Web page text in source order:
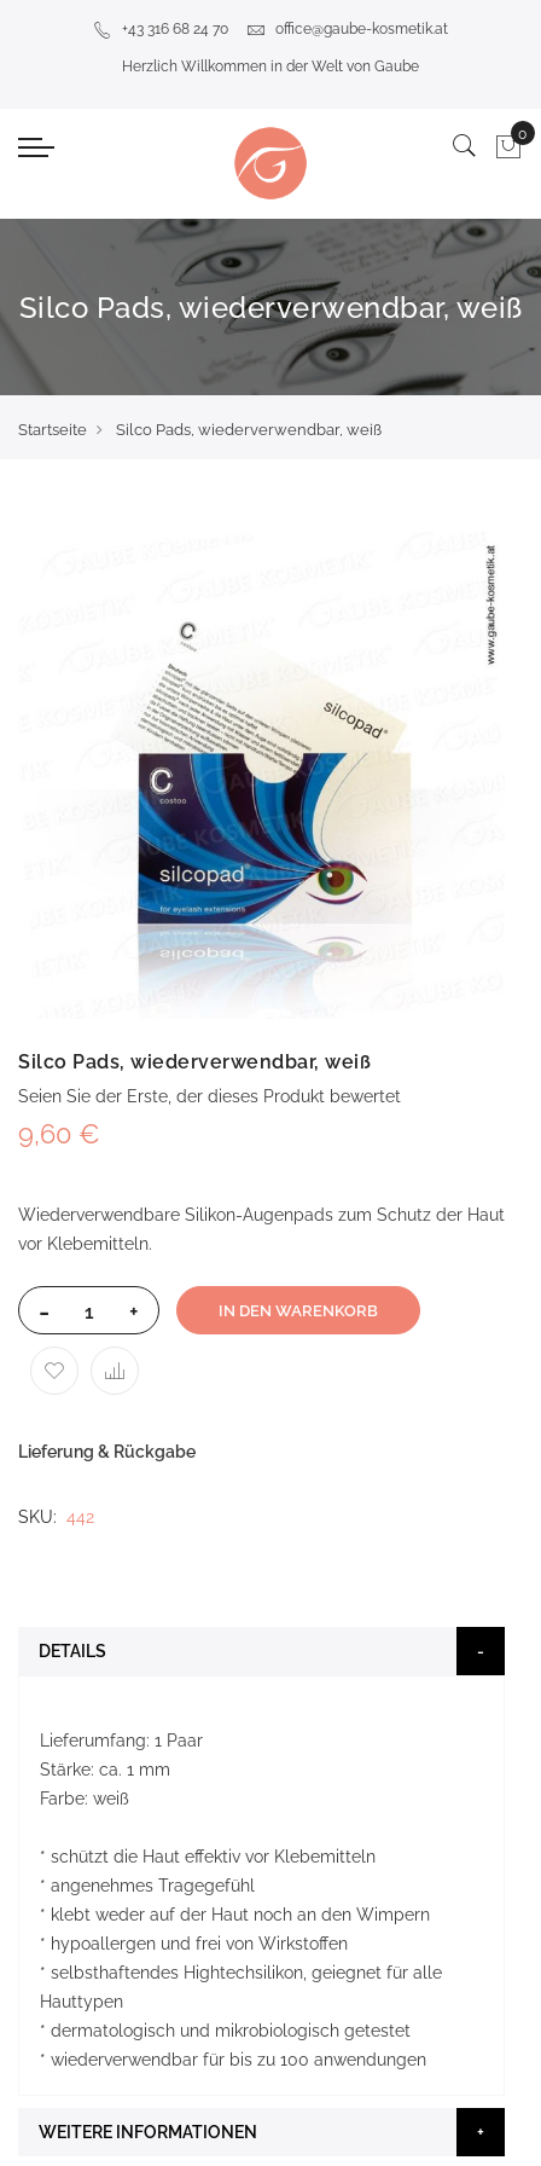
+43 316 68 24 70 office@gaube-kosmetik.at
Herzlich Willkommen in der Welt von Gaube
Silco Pads, wiederverwendbar, weiß
Startseite Silco Pads, wiederverwendbar, weiß
Silco Pads, wiederverwendbar, weiß
Seien Sie der Erste, der dieses Produkt bewertet
9,60 €
Wiederverwendbare Silikon-Augenpads zum Schutz der Haut
vor Klebemitteln.
- + IN DEN WARENKORB
Lieferung & Rückgabe
SKU 442
DETAILS
Lieferumfang: 1 Paar
Stärke: ca. 1 mm
Farbe: weiß
* schützt die Haut effektiv vor Klebemitteln
* angenehmes Tragegefühl
* klebt weder auf der Haut noch an den Wimpern
* hypoallergen und frei von Wirkstoffen
* selbsthaftendes Hightechsilikon, geiegnet für alle
Hauttypen
* dermatologisch und mikrobiologisch getestet
* wiederverwendbar für bis zu 100 anwendungen
WEITERE INFORMATIONEN